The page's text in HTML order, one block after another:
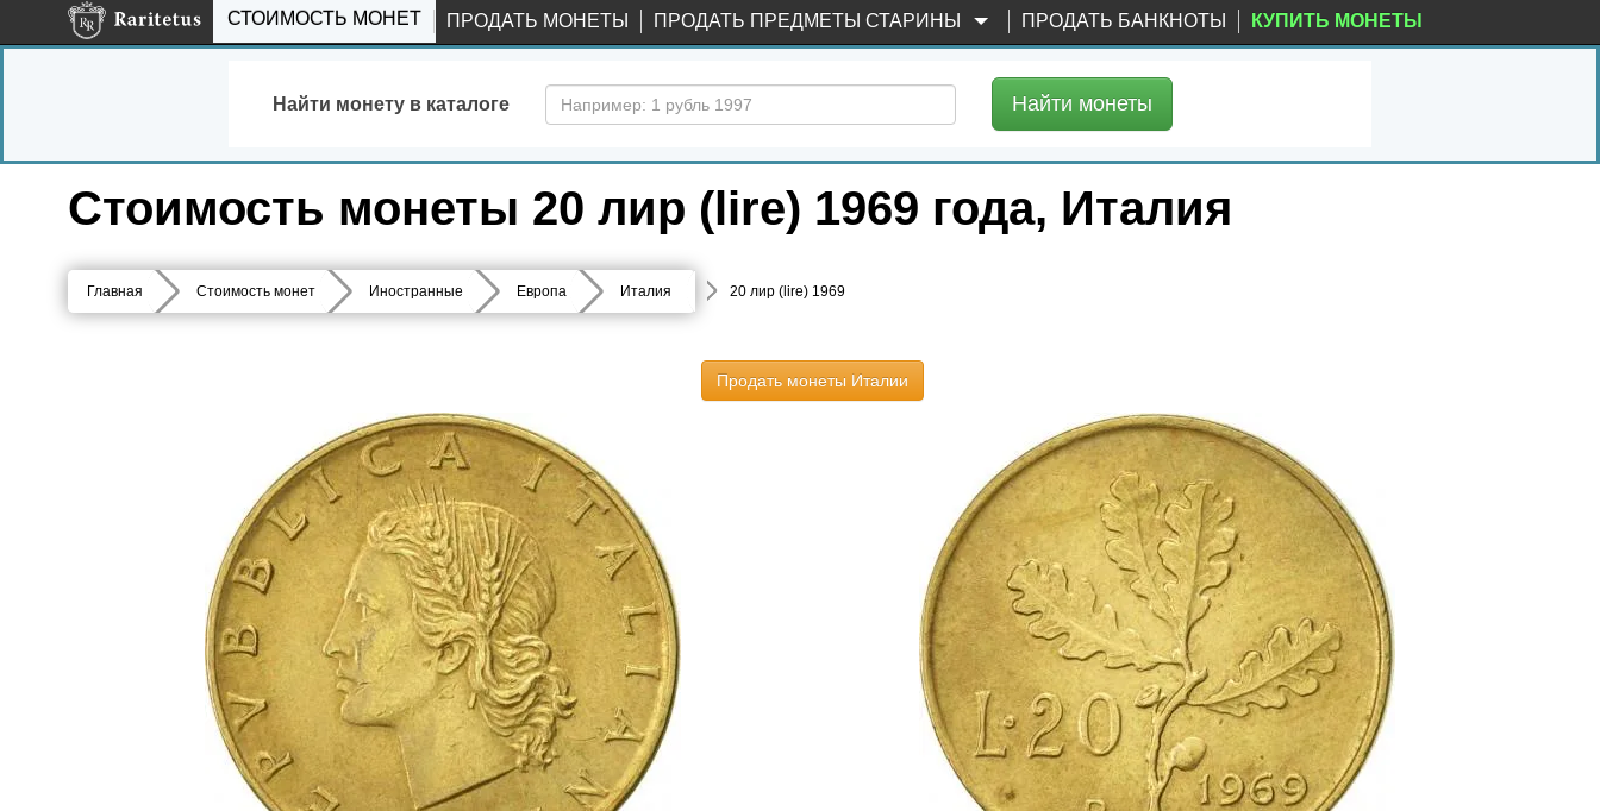
СТОИМОСТЬ МОНЕТ ПРОДАТЬ МОНЕТЫ ПРОДАТЬ ПРЕДМЕТЫ СТАРИНЫ ПРОДАТЬ БАНКНОТЫ КУПИТЬ МОНЕТЫ
Найти монету в каталоге Найти монеты
Стоимость монеты 20 лир (lire) 1969 года, Италия
Главная Стоимость монет Иностранные Европа Италия 20 лир (lire) 1969
Продать монеты Италии